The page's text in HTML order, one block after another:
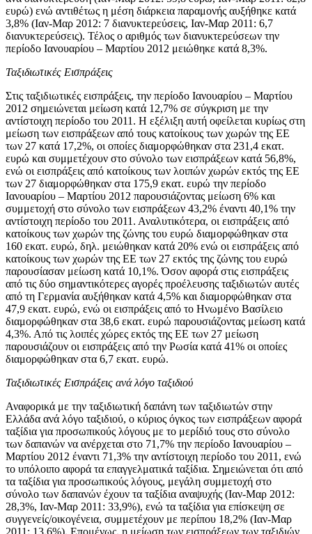
ευρώ) ενώ αντιθέτως η μέση διάρκεια παραμονής αυξήθηκε κατά
3,8% (Ιαν-Μαρ 2012: 7 διανυκτερεύσεις, Ιαν-Μαρ 2011: 6,7
διανυκτερεύσεις). Τέλος ο αριθμός των διανυκτερεύσεων την
περίοδο Ιανουαρίου – Μαρτίου 2012 μειώθηκε κατά 8,3%.
Ταξιδιωτικές Εισπράξεις
Στις ταξιδιωτικές εισπράξεις, την περίοδο Ιανουαρίου – Μαρτίου
2012 σημειώνεται μείωση κατά 12,7% σε σύγκριση με την
αντίστοιχη περίοδο του 2011. Η εξέλιξη αυτή οφείλεται κυρίως στη
μείωση των εισπράξεων από τους κατοίκους των χωρών της ΕΕ
των 27 κατά 17,2%, οι οποίες διαμορφώθηκαν στα 231,4 εκατ.
ευρώ και συμμετέχουν στο σύνολο των εισπράξεων κατά 56,8%,
ενώ οι εισπράξεις από κατοίκους των λοιπών χωρών εκτός της ΕΕ
των 27 διαμορφώθηκαν στα 175,9 εκατ. ευρώ την περίοδο
Ιανουαρίου – Μαρτίου 2012 παρουσιάζοντας μείωση 6% και
συμμετοχή στο σύνολο των εισπράξεων 43,2% έναντι 40,1% την
αντίστοιχη περίοδο του 2011. Αναλυτικότερα, οι εισπράξεις από
κατοίκους των χωρών της ζώνης του ευρώ διαμορφώθηκαν στα
160 εκατ. ευρώ, δηλ. μειώθηκαν κατά 20% ενώ οι εισπράξεις από
κατοίκους των χωρών της ΕΕ των 27 εκτός της ζώνης του ευρώ
παρουσίασαν μείωση κατά 10,1%. Όσον αφορά στις εισπράξεις
από τις δύο σημαντικότερες αγορές προέλευσης ταξιδιωτών αυτές
από τη Γερμανία αυξήθηκαν κατά 4,5% και διαμορφώθηκαν στα
47,9 εκατ. ευρώ, ενώ οι εισπράξεις από το Ηνωμένο Βασίλειο
διαμορφώθηκαν στα 38,6 εκατ. ευρώ παρουσιάζοντας μείωση κατά
4,3%. Από τις λοιπές χώρες εκτός της ΕΕ των 27 μείωση
παρουσιάζουν οι εισπράξεις από την Ρωσία κατά 41% οι οποίες
διαμορφώθηκαν στα 6,7 εκατ. ευρώ.
Ταξιδιωτικές Εισπράξεις ανά λόγο ταξιδιού
Αναφορικά με την ταξιδιωτική δαπάνη των ταξιδιωτών στην
Ελλάδα ανά λόγο ταξιδιού, ο κύριος όγκος των εισπράξεων αφορά
ταξίδια για προσωπικούς λόγους με το μερίδιό τους στο σύνολο
των δαπανών να ανέρχεται στο 71,7% την περίοδο Ιανουαρίου –
Μαρτίου 2012 έναντι 71,3% την αντίστοιχη περίοδο του 2011, ενώ
το υπόλοιπο αφορά τα επαγγελματικά ταξίδια. Σημειώνεται ότι από
τα ταξίδια για προσωπικούς λόγους, μεγάλη συμμετοχή στο
σύνολο των δαπανών έχουν τα ταξίδια αναψυχής (Ιαν-Μαρ 2012:
28,3%, Ιαν-Μαρ 2011: 33,9%), ενώ τα ταξίδια για επίσκεψη σε
συγγενείς/οικογένεια, συμμετέχουν με περίπου 18,2% (Ιαν-Μαρ
2011: 13,6%). Επομένως, η μείωση των εισπράξεων των ταξιδιών